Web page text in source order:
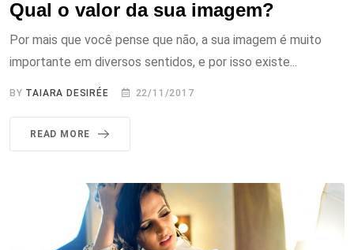
Qual o valor da sua imagem?
Por mais que você pense que não, a sua imagem é muito
importante em diversos sentidos, e por isso existe...
BY TAIARA DESIRÉE 22/11/2017
READ MORE